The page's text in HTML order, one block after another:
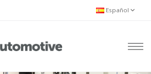
Español